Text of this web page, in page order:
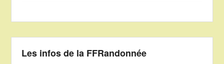
Les infos de la FFRandonnée